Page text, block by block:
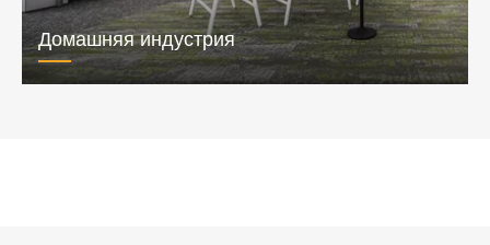
Домашняя индустрия